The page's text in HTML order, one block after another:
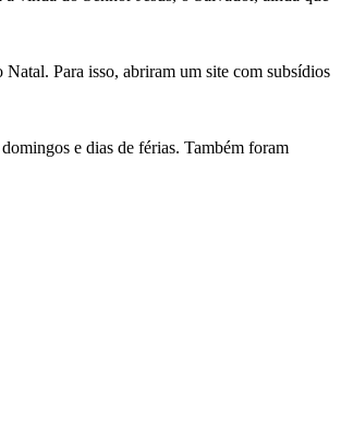
Para isso, abriram um site com subsídios
e dias de férias. Também foram